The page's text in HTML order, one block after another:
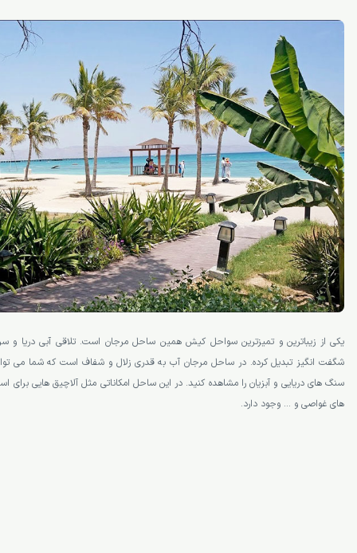
یکی از زیباترین و تمیزترین سواحل کیش همین ساحل مرجان است. تلاقی آبی دریا و
شگفت انگیز تبدیل کرده. در ساحل مرجان آب به قدری زلال و شفاف است که شما می­
های غواصی و … وجود دارد.